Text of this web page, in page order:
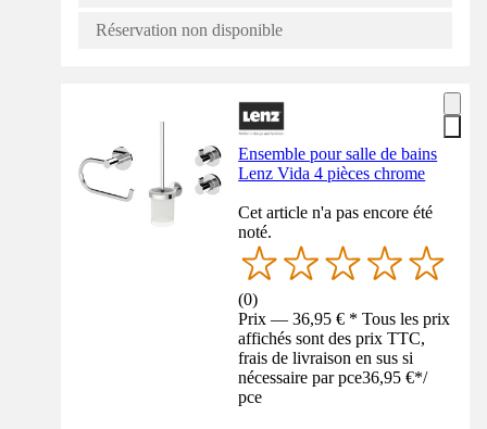
Réservation non disponible
Ensemble pour salle de bains
Lenz Vida 4 pièces chrome
Cet article n'a pas encore été
noté.
(0)
Prix — 36,95 € * Tous les prix
affichés sont des prix TTC,
frais de livraison en sus si
nécessaire par pce36,95 €*/
pce